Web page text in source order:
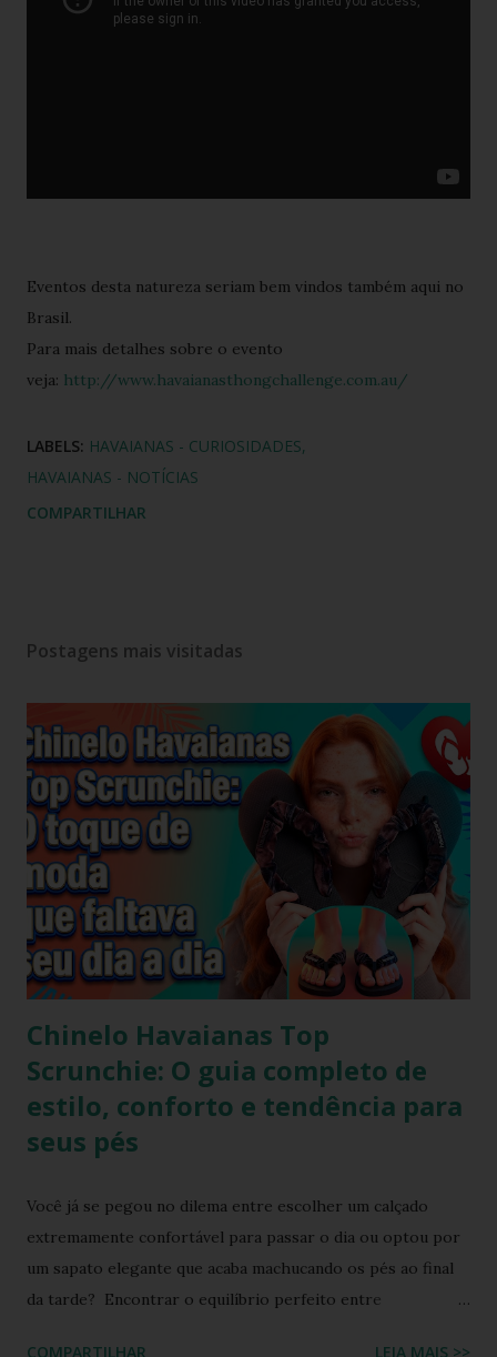
Eventos desta natureza seriam bem vindos também aqui no
Brasil.
Para mais detalhes sobre o evento
veja: http://www.havaianasthongchallenge.com.au/
LABELS: HAVAIANAS - CURIOSIDADES
HAVAIANAS - NOTÍCIAS
COMPARTILHAR
Postagens mais visitadas
Chinelo Havaianas Top
Scrunchie: O guia completo de
estilo, conforto e tendência para
seus pés
Você já se pegou no dilema entre escolher um calçado
extremamente confortável para passar o dia ou optou por
um sapato elegante que acaba machucando os pés ao final
da tarde? Encontrar o equilíbrio perfeito entre
COMPARTILHAR LEIA MAIS >>